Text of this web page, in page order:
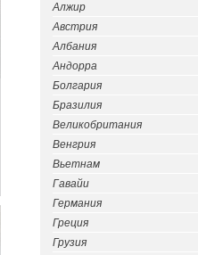
Алжир
Австрия
Албания
Андорра
Болгария
Бразилия
Великобритания
Венгрия
Вьетнам
Гавайи
Германия
Греция
Грузия